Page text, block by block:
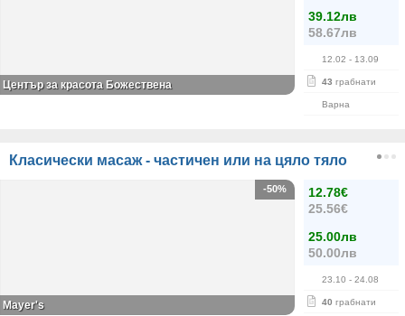
39.12лв
58.67лв
12.02 - 13.09
43 грабнати
Варна
Център за красота Божествена
Класически масаж - частичен или на цяло тяло
12.78€
25.56€
25.00лв
50.00лв
23.10 - 24.08
40 грабнати
-50%
Mayer's